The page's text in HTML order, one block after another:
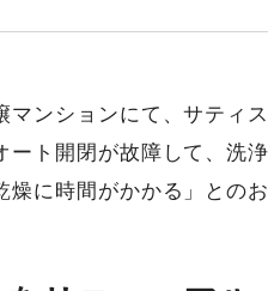
マンションにて、サティ
ート開閉が故障して、洗
燥に時間がかかる」との